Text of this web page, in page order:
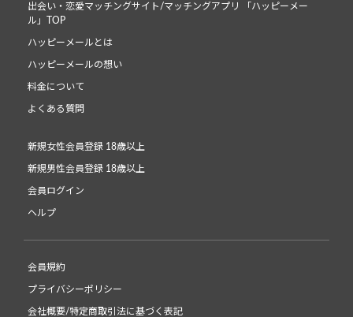
出会い・恋愛マッチングサイト/マッチングアプリ 「ハッピーメー
ル」TOP
ハッピーメールとは
ハッピーメールの想い
料金について
よくある質問
新規女性会員登録 18歳以上
新規男性会員登録 18歳以上
会員ログイン
ヘルプ
会員規約
プライバシーポリシー
会社概要/特定商取引法に基づく表記